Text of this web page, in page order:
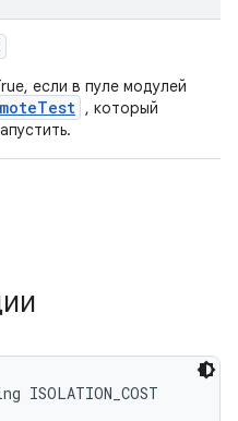
если в пуле модулей
, который